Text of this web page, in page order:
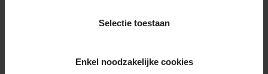
Selectie toestaan
Enkel noodzakelijke cookies
235/35R19 91Y EXTRALOAD